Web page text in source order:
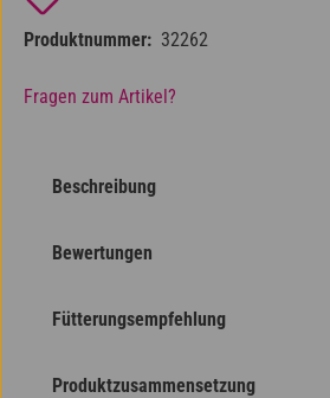
Produktnummer: 32262
Fragen zum Artikel?
Beschreibung
Bewertungen
Fütterungsempfehlung
Produktzusammensetzung